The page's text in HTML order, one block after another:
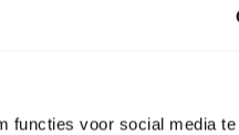
functies voor social media
Selve